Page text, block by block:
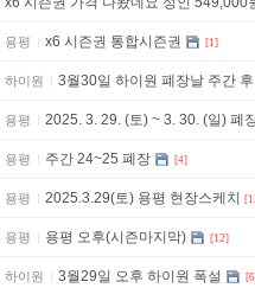
용평 x6 시즌권 통합시즌권 [1]
하이원 3월30일 하이원 폐장날 주간 후
용평 2025. 3. 29. (토) ~ 3. 30. (일) 폐
용평 주간 24~25 폐장 [4]
용평 2025.3.29(토) 용평 현장스케치
용평 용평 오후(시즌마지막) [12]
하이원 3월29일 오후 하이원 폭설